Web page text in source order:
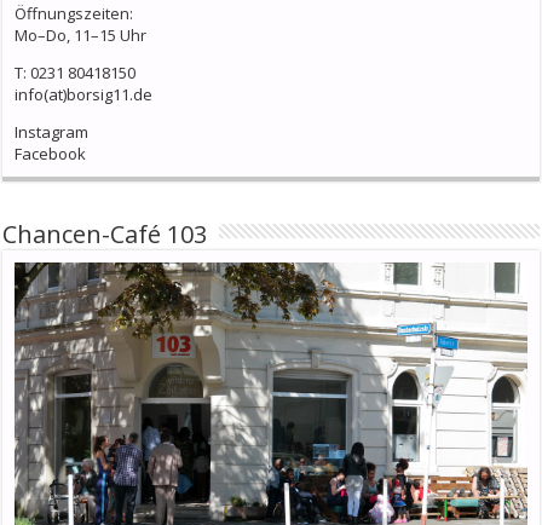
Öffnungszeiten:
Mo–Do, 11–15 Uhr
T: 0231 80418150
info(at)borsig11.de
Instagram
Facebook
Chancen-Café 103